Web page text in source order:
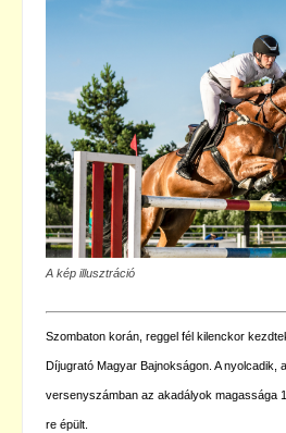
A kép illusztráció
Szombaton korán, reggel fél kilenckor
Díjugrató Magyar Bajnokságon. A nyolcadik,
versenyszámban az akadályok magassága
re épült.